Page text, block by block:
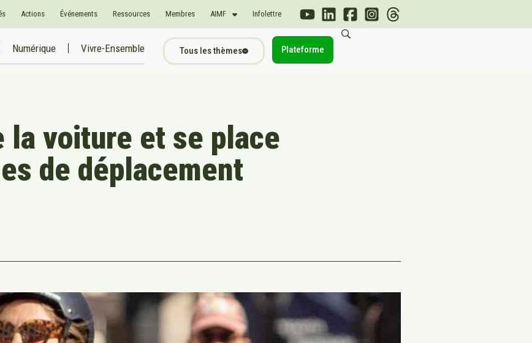
Actions Événements Ressources Membres AIMF Infolettre
Numérique Vivre-Ensemble Tous les thèmes Plateforme
la voiture et se place
de déplacement